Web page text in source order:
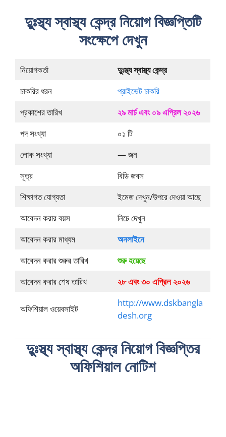
দুুঃস্থ্য স্বাস্থ্য কেন্দ্র নিয়োগ বিজ্ঞপ্তিটি
সংক্ষেপে দেখুন
নিয়োগকর্তা
দুুঃস্থ্য স্বাস্থ্য কেন্দ্র
চাকরির ধরন
প্রাইভেট চাকরি
প্রকাশের তারিখ
২৯ মার্চ এবং ০৯ এপ্রিল ২০২৬
পদ সংখ্যা
০১ টি
লোক সংখ্যা
— জন
সূত্র
বিডি জবস
শিক্ষাগত যোগ্যতা
ইমেজ দেখুন/উপরে দেওয়া আছে
আবেদন করার বয়স
নিচে দেখুন
আবেদন করার মাধ্যম
অনলাইনে
আবেদন করার শুরুর তারিখ
শুরু হয়েছে
আবেদন করার শেষ তারিখ
২৮ এবং ৩০ এপ্রিল ২০২৬
অফিশিয়াল ওয়েবসাইট
http://www.dskbangla
desh.org
দুুঃস্থ্য স্বাস্থ্য কেন্দ্র নিয়োগ বিজ্ঞপ্তির
অফিশিয়াল নোটিশ